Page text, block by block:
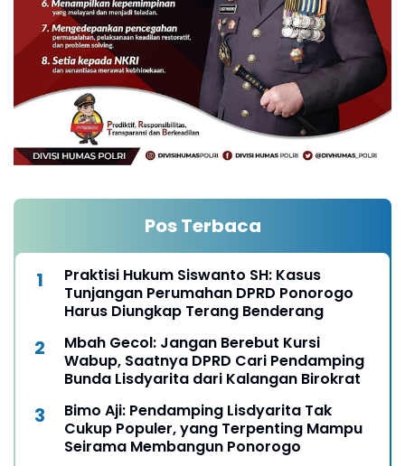
Pos Terbaca
Praktisi Hukum Siswanto SH: Kasus
Tunjangan Perumahan DPRD Ponorogo
Harus Diungkap Terang Benderang
Mbah Gecol: Jangan Berebut Kursi
Wabup, Saatnya DPRD Cari Pendamping
Bunda Lisdyarita dari Kalangan Birokrat
Bimo Aji: Pendamping Lisdyarita Tak
Cukup Populer, yang Terpenting Mampu
Seirama Membangun Ponorogo